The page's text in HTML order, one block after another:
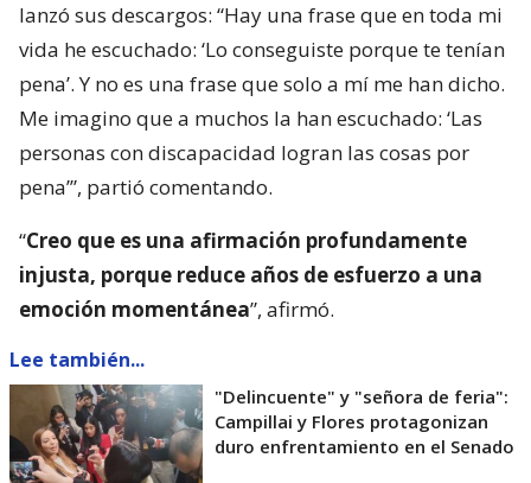
lanzó sus descargos: “Hay una frase que en toda mi
vida he escuchado: ‘Lo conseguiste porque te tenían
pena’. Y no es una frase que solo a mí me han dicho.
Me imagino que a muchos la han escuchado: ‘Las
personas con discapacidad logran las cosas por
pena’”, partió comentando.
“Creo que es una afirmación profundamente
injusta, porque reduce años de esfuerzo a una
emoción momentánea”, afirmó.
Lee también...
"Delincuente" y "señora de feria":
Campillai y Flores protagonizan
duro enfrentamiento en el Senado